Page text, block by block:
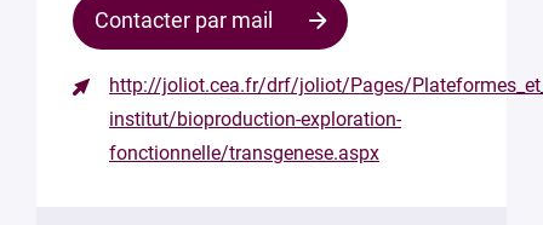
Contacter par mail
Contacter
le
responsable
http://joliot.cea.fr/drf/joliot/Pages/
institut/bioproduction-exploration-
fonctionnelle/transgenese.aspx